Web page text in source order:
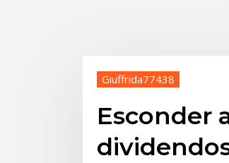
Giuffrida77438
Esconder